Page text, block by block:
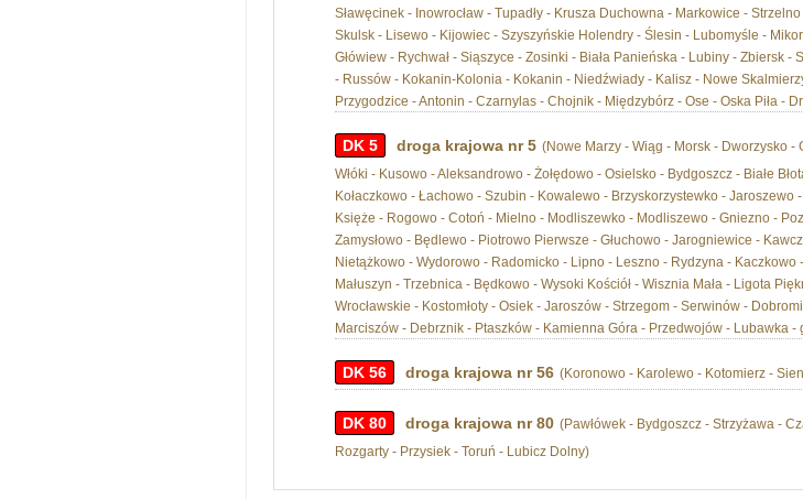
Sławęcinek - Inowrocław - Tupadły - Krusza Duchowna - Markowice -
Skulsk - Lisewo - Kijowiec - Szyszyńskie Holendry - Ślesin - Lubomyśle -
Główiew - Rychwał - Siąszyce - Zosinki - Biała Panieńska - Lubiny - Zbiersk
- Russów - Kokanin-Kolonia - Kokanin - Niedźwiady - Kalisz - Nowe
Przygodzice - Antonin - Czarnylas - Chojnik - Międzybórz - Ose - Oska Piła -
DK 5 droga krajowa nr 5 (Nowe Marzy - Wiąg - Morsk - Dworzysko
Włóki - Kusowo - Aleksandrowo - Żołędowo - Osielsko - Bydgoszcz - Białe
Kołaczkowo - Łachowo - Szubin - Kowalewo - Brzyskorzystewko -
Księże - Rogowo - Cotoń - Mielno - Modliszewko - Modliszewo - Gniezno -
Zamysłowo - Będlewo - Piotrowo Pierwsze - Głuchowo - Jarogniewice -
Nietążkowo - Wydorowo - Radomicko - Lipno - Leszno - Rydzyna -
Małuszyn - Trzebnica - Będkowo - Wysoki Kościół - Wisznia Mała - Ligota
Wrocławskie - Kostomłoty - Osiek - Jaroszów - Strzegom - Serwinów -
Marciszów - Debrznik - Ptaszków - Kamienna Góra - Przedwojów - Lubawka -
DK 56 droga krajowa nr 56 (Koronowo - Karolewo - Kotomierz -
DK 80 droga krajowa nr 80 (Pawłówek - Bydgoszcz - Strzyżawa -
Rozgarty - Przysiek - Toruń - Lubicz Dolny)